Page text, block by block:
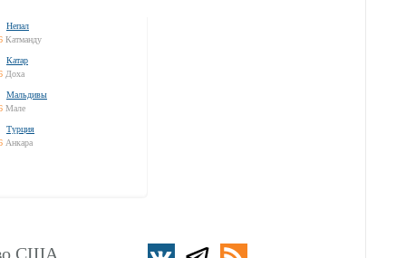
Непал
Катманду
Катар
Доха
Мальдивы
Мале
Турция
Анкара
США